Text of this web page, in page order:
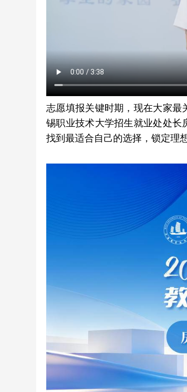
志愿填报关键时期，现在大家
锡职业技术大学招生就业处处长
找到最适合自己的选择，锁定理